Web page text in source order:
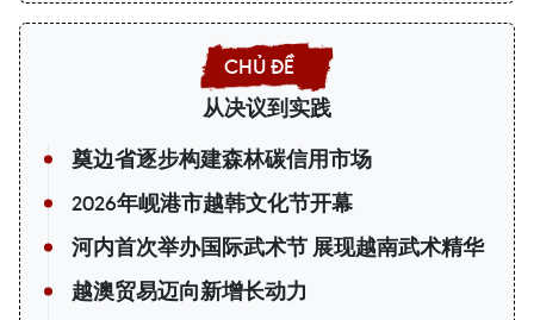
从决议到实践
奠边省逐步构建森林碳信用市场
2026年岘港市越韩文化节开幕
河内首次举办国际武术节 展现越南武术精华
越澳贸易迈向新增长动力